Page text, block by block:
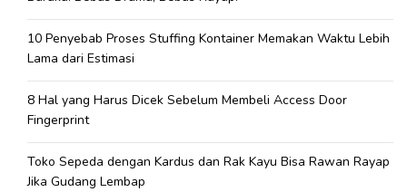
10 Penyebab Proses Stuffing Kontainer Memakan Waktu Lebih
Lama dari Estimasi
8 Hal yang Harus Dicek Sebelum Membeli Access Door
Fingerprint
Toko Sepeda dengan Kardus dan Rak Kayu Bisa Rawan Rayap
Jika Gudang Lembap